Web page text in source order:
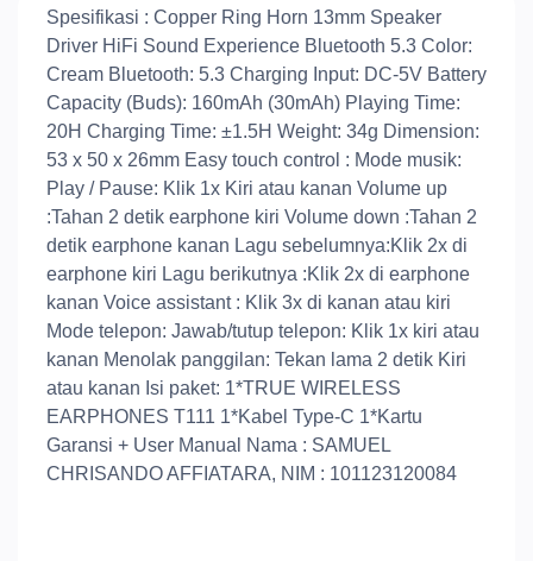
Spesifikasi : Copper Ring Horn 13mm Speaker
Driver HiFi Sound Experience Bluetooth 5.3 Color:
Cream Bluetooth: 5.3 Charging Input: DC-5V Battery
Capacity (Buds): 160mAh (30mAh) Playing Time:
20H Charging Time: ±1.5H Weight: 34g Dimension:
53 x 50 x 26mm Easy touch control : Mode musik:
Play / Pause: Klik 1x Kiri atau kanan Volume up
:Tahan 2 detik earphone kiri Volume down :Tahan 2
detik earphone kanan Lagu sebelumnya:Klik 2x di
earphone kiri Lagu berikutnya :Klik 2x di earphone
kanan Voice assistant : Klik 3x di kanan atau kiri
Mode telepon: Jawab/tutup telepon: Klik 1x kiri atau
kanan Menolak panggilan: Tekan lama 2 detik Kiri
atau kanan Isi paket: 1*TRUE WIRELESS
EARPHONES T111 1*Kabel Type-C 1*Kartu
Garansi + User Manual Nama : SAMUEL
CHRISANDO AFFIATARA, NIM : 101123120084